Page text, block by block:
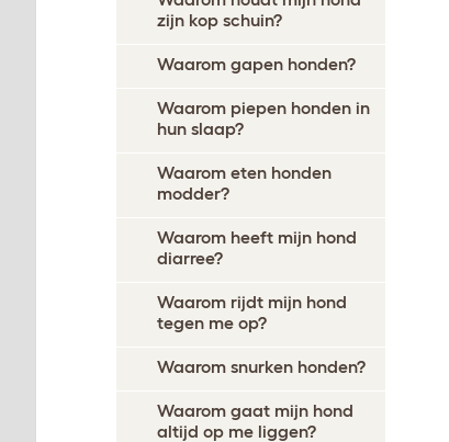
zijn kop schuin?
Waarom gapen honden?
Waarom piepen honden in
hun slaap?
Waarom eten honden
modder?
Waarom heeft mijn hond
diarree?
Waarom rijdt mijn hond
tegen me op?
Waarom snurken honden?
Waarom gaat mijn hond
altijd op me liggen?